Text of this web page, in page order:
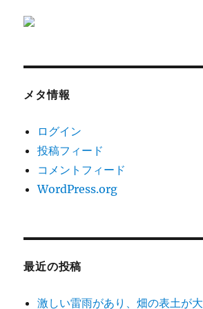
メタ情報
ログイン
投稿フィード
コメントフィード
WordPress.org
最近の投稿
激しい雷雨があり、畑の表土が